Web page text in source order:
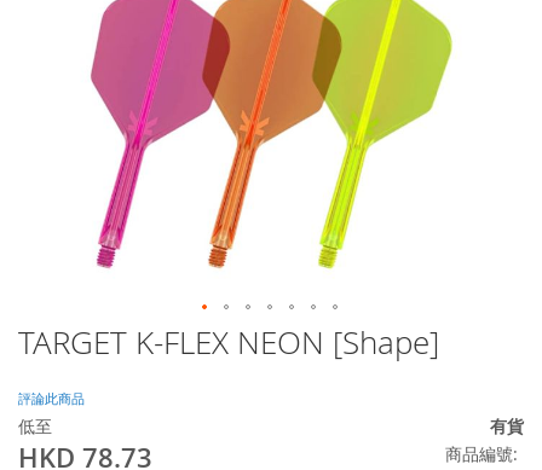
TARGET K-FLEX NEON [Shape]
評論此商品
低至
HKD 78.73
有貨
商品編號
Skip
to
beginning
of
the